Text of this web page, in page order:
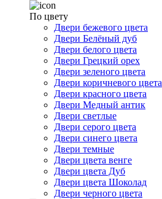
По цвету
Двери бежевого цвета
Двери Белёный дуб
Двери белого цвета
Двери Грецкий орех
Двери зеленого цвета
Двери коричневого цвета
Двери красного цвета
Двери Медный антик
Двери светлые
Двери серого цвета
Двери синего цвета
Двери темные
Двери цвета венге
Двери цвета Дуб
Двери цвета Шоколад
Двери черного цвета